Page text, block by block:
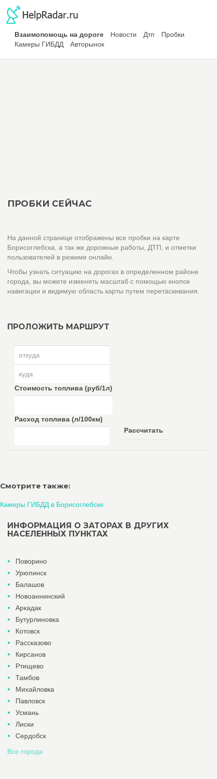
Взаимопомощь на дороге Новости Дтп
Пробки
Камеры ГИБДД
Авторынок
ПРОБКИ СЕЙЧАС
На данной странице отображены все пробки на карте
Борисоглебска, а так же дорожные работы, ДТП, и отметки
пользователей в режиме онлайн.
Чтобы узнать ситуацию на дорогах в определенном районе
города, вы можете изменять масштаб с помощью кнопок
навигации и видимую область карты путем перетаскивания.
ПРОЛОЖИТЬ МАРШРУТ
Стоимость топлива (руб/1л)
Расход топлива (л/100км)
Рассчитать
Смотрите также:
Камеры ГИБДД в Борисоглебске
ИНФОРМАЦИЯ О ЗАТОРАХ В ДРУГИХ
НАСЕЛЕННЫХ ПУНКТАХ
Поворино
Урюпинск
Балашов
Новоаннинский
Аркадак
Бутурлиновка
Котовск
Рассказово
Кирсанов
Ртищево
Тамбов
Михайловка
Павловск
Усмань
Лиски
Сердобск
Все города